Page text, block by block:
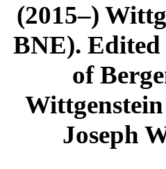
(2015–)
BNE).
of
Joseph